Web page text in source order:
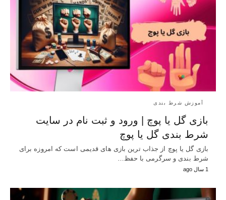
آموزش شرط بندی
بازی گل یا پوچ | ورود و ثبت نام در سایت
شرط بندی گل یا پوچ
بازی گل یا پوچ از جذاب ترین بازی های قدیمی است که امروزه برای
شرط بندی و سرگرمی با حفظ…
1 سال ago